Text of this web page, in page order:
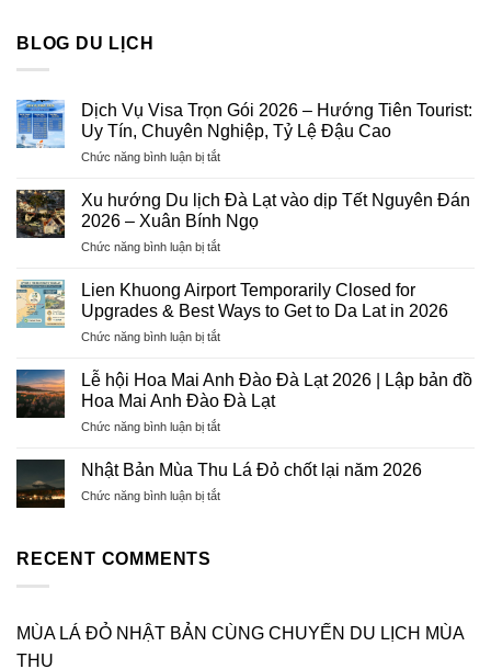
BLOG DU LỊCH
Dịch Vụ Visa Trọn Gói 2026 – Hướng Tiên Tourist:
Uy Tín, Chuyên Nghiệp, Tỷ Lệ Đậu Cao
Chức năng bình luận bị tắtở
Vụ
Visa
Trọn
Gói
–
Hướng
Tourist:
Tín,
Chuyên
Đậu
Cao
Xu hướng Du lịch Đà Lạt vào dịp Tết Nguyên Đán
2026 – Xuân Bính Ngọ
Chức năng bình luận bị tắtở
hướng
Du
lịch
Đà
vào
dịp
Nguyên
2026
Lien Khuong Airport Temporarily Closed for
Upgrades & Best Ways to Get to Da Lat in 2026
Chức năng bình luận bị tắtở
Khuong
Airport
Temporarily
Closed
Upgrades
Best
in
Lễ hội Hoa Mai Anh Đào Đà Lạt 2026 | Lập bản đồ
Hoa Mai Anh Đào Đà Lạt
Chức năng bình luận bị tắtở
hội
Mai
Lập
Nhật Bản Mùa Thu Lá Đỏ chốt lại năm 2026
Chức năng bình luận bị tắtở
chốt
RECENT COMMENTS
MÙA LÁ ĐỎ NHẬT BẢN CÙNG CHUYẾN DU LỊCH MÙA
THU